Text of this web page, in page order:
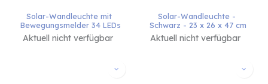
Solar-Wandleuchte mit
Bewegungsmelder 34 LEDs
Aktuell nicht verfügbar
Solar-Wandleuchte -
Schwarz - 23 x 26 x 47 cm
Aktuell nicht verfügbar